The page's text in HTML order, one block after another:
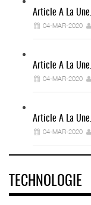
Article A La Une…
04-MAR-2020
Article A La Une…
04-MAR-2020
Article A La Une…
04-MAR-2020
TECHNOLOGIE